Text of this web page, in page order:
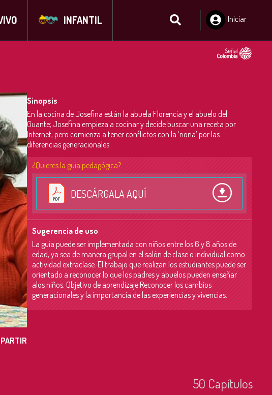
INFANTIL
Iniciar
Sinopsis
En la cocina de Josefina están la abuela Florencia y el abuelo del
Guante; Josefina empieza a cocinar y decide buscar una receta por
Internet, pero comienza a tener conflictos con la ‘nona’ por las
diferencias generacionales.
¿Quieres la guía pedagógica?
DESCÁRGALA AQUÍ
Sugerencia de uso
La guía puede ser implementada con niños entre los 6 y 8 años de
edad, ya sea de manera grupal en el salón de clase o individual como
actividad extraclase. El trabajo que realizan los estudiantes puede ser
orientado a reconocer lo que los padres y abuelos pueden enseñar
alos niños. Objetivo de aprendizaje:Reconocer los cambios
generacionales y la importancia de las experiencias y vivencias.
50 Capí­tulos